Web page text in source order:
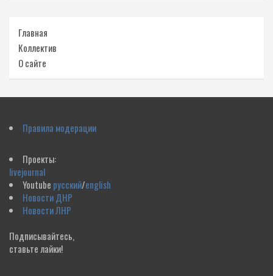
Главная
Коллектив
О сайте
Правила модерации
Проекты:
livejournal
Youtube русский/english
Новости ДНР
Новости ЛНР
Подписывайтесь,
ставьте лайки!